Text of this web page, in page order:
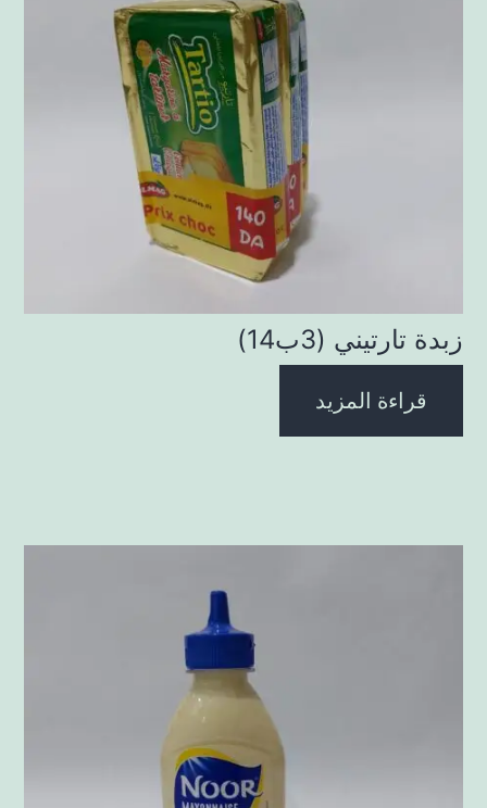
زبدة تارتيني (3ب14)
قراءة المزيد